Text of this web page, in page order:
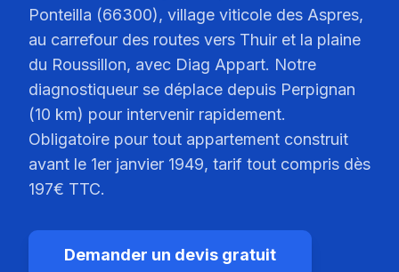
Ponteilla (66300), village viticole des Aspres,
au carrefour des routes vers Thuir et la plaine
du Roussillon, avec Diag Appart. Notre
diagnostiqueur se déplace depuis Perpignan
(10 km) pour intervenir rapidement.
Obligatoire pour tout appartement construit
avant le 1er janvier 1949, tarif tout compris dès
197€ TTC.
Demander un devis gratuit